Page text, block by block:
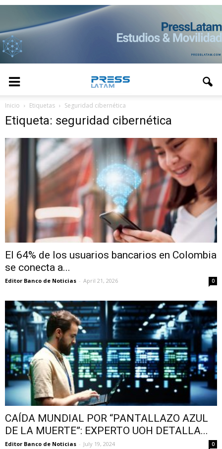
Inicio Etiquetas Seguridad cibernética
Etiqueta: seguridad cibernética
El 64% de los usuarios bancarios en Colombia
se conecta a...
Editor Banco de Noticias - April 21, 2026 0
CAÍDA MUNDIAL POR “PANTALLAZO AZUL
DE LA MUERTE”: EXPERTO UOH DETALLA...
Editor Banco de Noticias - July 19, 2024 0